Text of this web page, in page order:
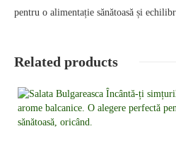
pentru o alimentație sănătoasă și
Related products